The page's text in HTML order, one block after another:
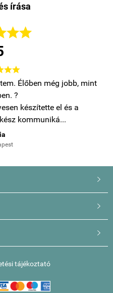
írása


Élőben még jobb, mint
?
készítette el és a
kommuniká...



tájékoztató